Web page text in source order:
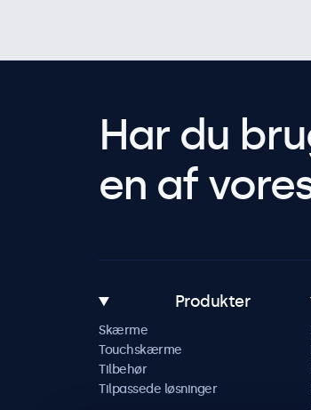
Har du
en af
Produkter
Skærme
Touchskærme
Tilbehør
Tilpassede løsninger